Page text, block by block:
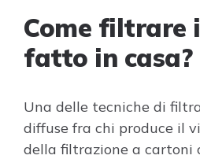
Come filtrare
fatto in casa?
Una delle tecniche di
diffuse fra chi produce il
della filtrazione a cartoni